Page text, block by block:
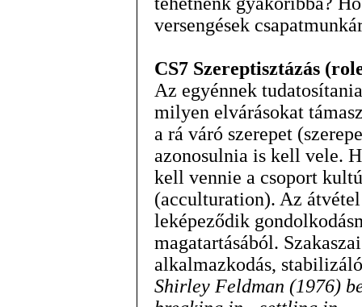
versengések
CS7 Szereptisztázás
Az egyénnek
milyen elvárásokat
a rá váró szerepet
azonosulnia is kell vele.
kell vennie a csoport
(acculturation). Az
leképeződik
magatartásából.
alkalmazkodás,
Shirley Feldman (1976)